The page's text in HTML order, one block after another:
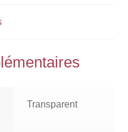
Transparent